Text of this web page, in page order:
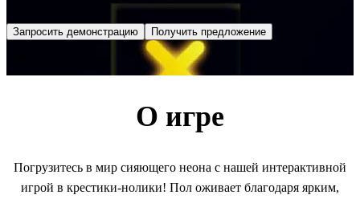
Запросить демонстрацию Получить предложение
О игре
Погрузитесь в мир сияющего неона с нашей интерактивной
игрой в крестики-нолики! Пол оживает благодаря ярким,